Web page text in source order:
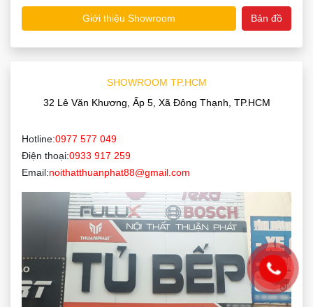
Giới thiệu Showroom Bản đồ
SHOWROOM TP.HCM
32 Lê Văn Khương, Ấp 5, Xã Đông Thạnh, TP.HCM
Hotline:0977 577 049
Điện thoại:0933 917 259
Email:noithatthuanphat88@gmail.com